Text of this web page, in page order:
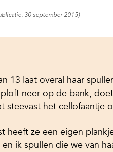
30 september 2015)
13 laat overal haar
neer op de bank,
steevast het cellofaantje
heeft ze een eigen
ik spullen die we van